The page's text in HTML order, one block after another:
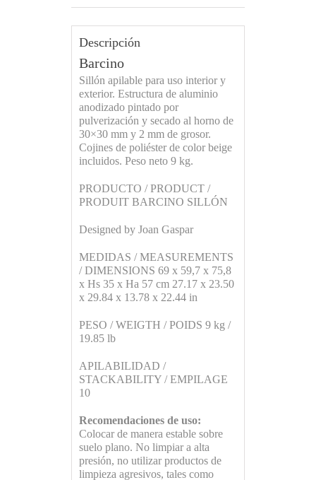
Descripción
Barcino
Sillón apilable para uso interior y
exterior. Estructura de aluminio
anodizado pintado por
pulverización y secado al horno de
30×30 mm y 2 mm de grosor.
Cojines de poliéster de color beige
incluidos. Peso neto 9 kg.
PRODUCTO / PRODUCT /
PRODUIT BARCINO SILLÓN
Designed by Joan Gaspar
MEDIDAS / MEASUREMENTS
/ DIMENSIONS 69 x 59,7 x 75,8
x Hs 35 x Ha 57 cm 27.17 x 23.50
x 29.84 x 13.78 x 22.44 in
PESO / WEIGTH / POIDS 9 kg /
19.85 lb
APILABILIDAD /
STACKABILITY / EMPILAGE
10
Recomendaciones de uso:
Colocar de manera estable sobre
suelo plano. No limpiar a alta
presión, no utilizar productos de
limpieza agresivos, tales como